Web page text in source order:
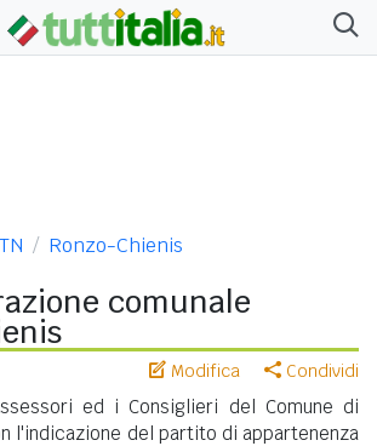
TN Ronzo-Chienis
comunale
Modifica Condividi
ed i Consiglieri del Comune di
l'indicazione del partito di appartenenza